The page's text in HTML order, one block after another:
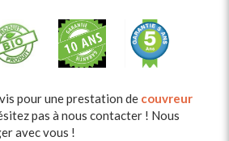
pour une prestation de couvreur
pas à nous contacter ! Nous
avec vous !